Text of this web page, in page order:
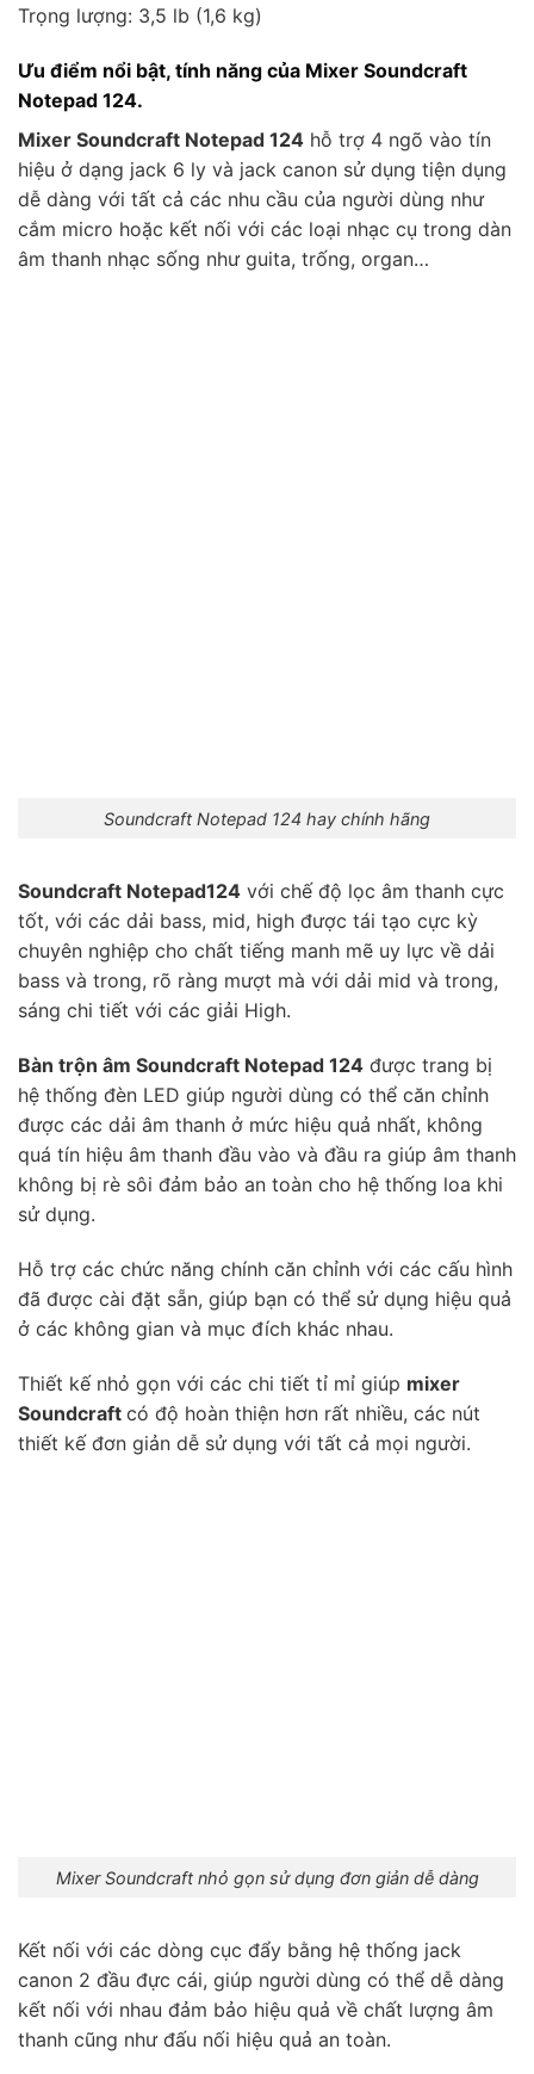
Trọng lượng: 3,5 lb (1,6 kg)
Ưu điểm nổi bật, tính năng của Mixer Soundcraft
Notepad 124.
Mixer Soundcraft Notepad 124 hỗ trợ 4 ngõ vào tín
hiệu ở dạng jack 6 ly và jack canon sử dụng tiện dụng
dễ dàng với tất cả các nhu cầu của người dùng như
cắm micro hoặc kết nối với các loại nhạc cụ trong dàn
âm thanh nhạc sống như guita, trống, organ…
Soundcraft Notepad 124 hay chính hãng
Soundcraft Notepad124 với chế độ lọc âm thanh cực
tốt, với các dải bass, mid, high được tái tạo cực kỳ
chuyên nghiệp cho chất tiếng manh mẽ uy lực về dải
bass và trong, rõ ràng mượt mà với dải mid và trong,
sáng chi tiết với các giải High.
Bàn trộn âm Soundcraft Notepad 124 được trang bị
hệ thống đèn LED giúp người dùng có thể căn chỉnh
được các dải âm thanh ở mức hiệu quả nhất, không
quá tín hiệu âm thanh đầu vào và đầu ra giúp âm thanh
không bị rè sôi đảm bảo an toàn cho hệ thống loa khi
sử dụng.
Hỗ trợ các chức năng chính căn chỉnh với các cấu hình
đã được cài đặt sẵn, giúp bạn có thể sử dụng hiệu quả
ở các không gian và mục đích khác nhau.
Thiết kế nhỏ gọn với các chi tiết tỉ mỉ giúp mixer
Soundcraft có độ hoàn thiện hơn rất nhiều, các nút
thiết kế đơn giản dễ sử dụng với tất cả mọi người.
Mixer Soundcraft nhỏ gọn sử dụng đơn giản dễ dàng
Kết nối với các dòng cục đẩy bằng hệ thống jack
canon 2 đầu đực cái, giúp người dùng có thể dễ dàng
kết nối với nhau đảm bảo hiệu quả về chất lượng âm
thanh cũng như đấu nối hiệu quả an toàn.